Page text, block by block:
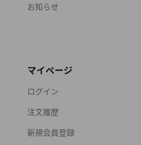
お知らせ
マイページ
ログイン
注文履歴
新規会員登録